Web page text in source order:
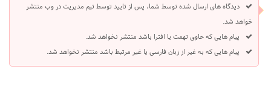
دیدگاه های ارسال شده توسط شما، پس از تایید توسط تیم مدیریت در وب منتشر
خواهد شد.
پیام هایی که حاوی تهمت یا افترا باشد منتشر نخواهد شد.
پیام هایی که به غیر از زبان فارسی یا غیر مرتبط باشد منتشر نخواهد شد.